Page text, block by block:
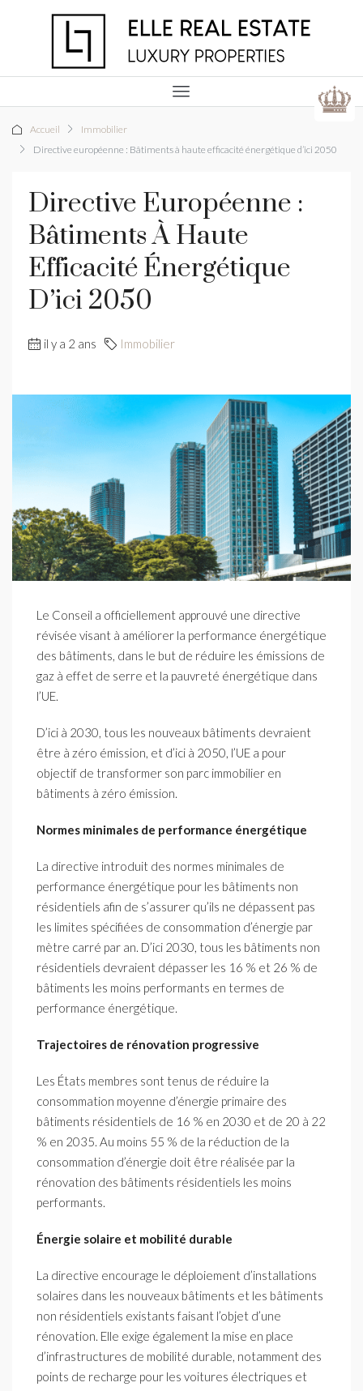
Accueil
Immobilier
Directive européenne : Bâtiments à haute efficacité énergétique d’ici 2050
Directive Européenne :
Bâtiments À Haute
Efficacité Énergétique
D’ici 2050
il y a 2 ans Immobilier
Le Conseil a officiellement approuvé une directive
révisée visant à améliorer la performance énergétique
des bâtiments, dans le but de réduire les émissions de
gaz à effet de serre et la pauvreté énergétique dans
l’UE.
D’ici à 2030, tous les nouveaux bâtiments devraient
être à zéro émission, et d’ici à 2050, l’UE a pour
objectif de transformer son parc immobilier en
bâtiments à zéro émission.
Normes minimales de performance énergétique
La directive introduit des normes minimales de
performance énergétique pour les bâtiments non
résidentiels afin de s’assurer qu’ils ne dépassent pas
les limites spécifiées de consommation d’énergie par
mètre carré par an. D’ici 2030, tous les bâtiments non
résidentiels devraient dépasser les 16 % et 26 % de
bâtiments les moins performants en termes de
performance énergétique.
Trajectoires de rénovation progressive
Les États membres sont tenus de réduire la
consommation moyenne d’énergie primaire des
bâtiments résidentiels de 16 % en 2030 et de 20 à 22
% en 2035. Au moins 55 % de la réduction de la
consommation d’énergie doit être réalisée par la
rénovation des bâtiments résidentiels les moins
performants.
Énergie solaire et mobilité durable
La directive encourage le déploiement d’installations
solaires dans les nouveaux bâtiments et les bâtiments
non résidentiels existants faisant l’objet d’une
rénovation. Elle exige également la mise en place
d’infrastructures de mobilité durable, notamment des
points de recharge pour les voitures électriques et